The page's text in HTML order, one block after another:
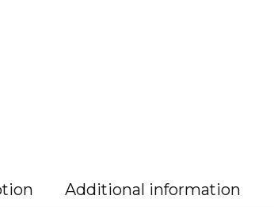
Additional information